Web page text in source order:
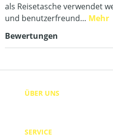
als Reisetasche verwendet
und benutzerfreund… Mehr
Bewertungen
ÜBER UNS
SERVICE